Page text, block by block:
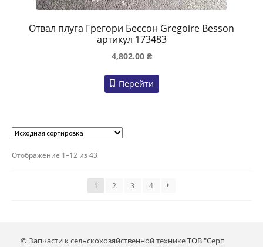
Отвал плуга Грегори Бессон Gregoire Besson
артикул 173483
4,802.00 ₴
Перейти
Отображение 1–12 из 43
1 2 3 4
© Запчасти к сельскохозяйственной технике ТОВ "Серп